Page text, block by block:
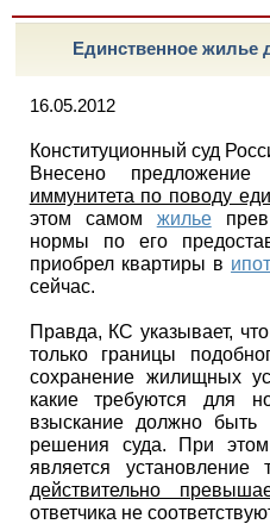
Единственное жилье
16.05.2012
Конституционный суд
Внесено
иммунитета по поводу
этом самом жилье
нормы по его
приобрел квартиры в
сейчас.
Правда, КС указывает,
только границы
сохранение жилищных
какие требуются для
взыскание должно быть
решения суда. При
является
действительно
ответчика не